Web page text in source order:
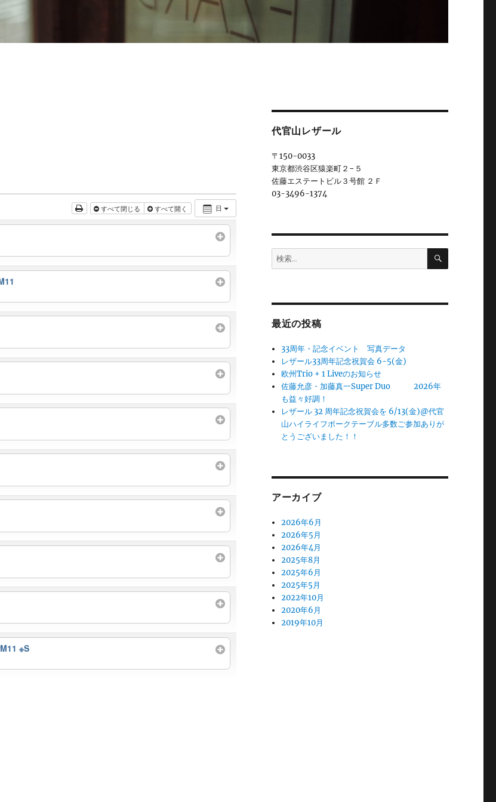
日
すべて閉じる すべて開く
※S
代官山レザール
〒150-0033
東京都渋谷区猿楽町２−５
佐藤エステートビル３号館 ２Ｆ
03-3496-1374
検
索:
検
最近の投稿
33周年・記念イベント 写真データ
レザール33周年記念祝賀会 6-5(金)
欧州Trio + 1 Liveのお知らせ
佐藤允彦・加藤真一Super Duo 2026年
も益々好調！
レザール 32 周年記念祝賀会を 6/13(金)@代官
山ハイライフポークテーブル多数ご参加ありが
とうございました！！
アーカイブ
2026年6月
2026年5月
2026年4月
2025年8月
2025年6月
2025年5月
2022年10月
2020年6月
2019年10月